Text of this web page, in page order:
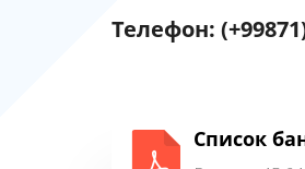
Телефон:
Список